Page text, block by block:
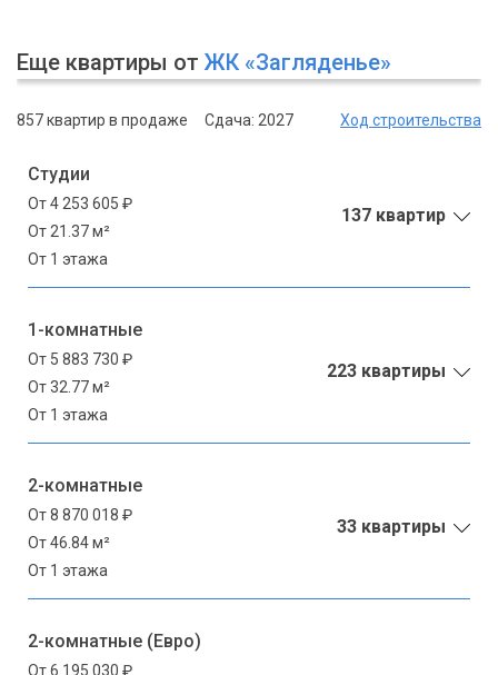
Еще квартиры от ЖК «Загляденье»
857 квартир в продаже Сдача: 2027 Ход строительства
Студии
От 4 253 605 ₽
От 21.37 м²
От 1 этажа
137 квартир
1-комнатные
От 5 883 730 ₽
От 32.77 м²
От 1 этажа
223 квартиры
2-комнатные
От 8 870 018 ₽
От 46.84 м²
От 1 этажа
33 квартиры
2-комнатные (Евро)
От 6 195 030 ₽